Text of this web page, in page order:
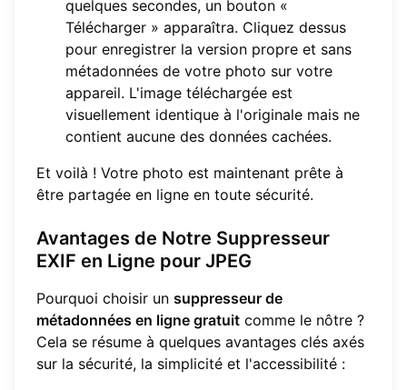
quelques secondes, un bouton «
Télécharger » apparaîtra. Cliquez dessus
pour enregistrer la version propre et sans
métadonnées de votre photo sur votre
appareil. L'image téléchargée est
visuellement identique à l'originale mais ne
contient aucune des données cachées.
Et voilà ! Votre photo est maintenant prête à
être partagée en ligne en toute sécurité.
Avantages de Notre Suppresseur
EXIF en Ligne pour JPEG
Pourquoi choisir un suppresseur de
métadonnées en ligne gratuit comme le nôtre ?
Cela se résume à quelques avantages clés axés
sur la sécurité, la simplicité et l'accessibilité :